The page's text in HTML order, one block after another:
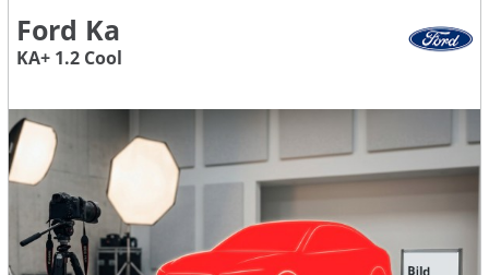
Ford Ka
KA+ 1.2 Cool